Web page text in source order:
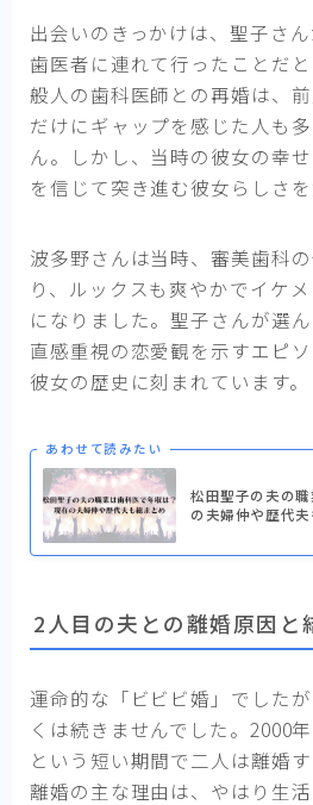
出会いのきっかけは、聖子さ
歯医者に連れて行ったことだ
般人の歯科医師との再婚は、
だけにギャップを感じた人も
ん。しかし、当時の彼女の幸
を信じて突き進む彼女らしさを
波多野さんは当時、審美歯科
り、ルックスも爽やかでイケ
になりました。聖子さんが選ん
直感重視の恋愛観を示すエピ
彼女の歴史に刻まれています。
あわせて読みたい
松田聖子の夫の
の夫婦仲や歴代
2人目の夫との離婚原因と
運命的な「ビビビ婚」でした
くは続きませんでした。2000
という短い期間で二人は離婚す
離婚の主な理由は、やはり生